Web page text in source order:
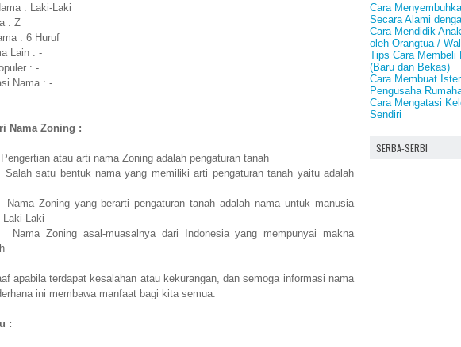
: Laki-Laki
: Z
: 6 Huruf
Lain : -
: -
Nama : -
Nama Zoning :
atau arti nama Zoning adalah pengaturan tanah
satu bentuk nama yang memiliki arti pengaturan tanah yaitu adalah
Zoning yang berarti pengaturan tanah adalah nama untuk manusia
Laki-Laki
Nama Zoning asal-muasalnya dari Indonesia yang mempunyai makna
apabila terdapat kesalahan atau kekurangan, dan semoga informasi nama
ini membawa manfaat bagi kita semua.
:
Cara
Secara Alami
Cara Mendidik
oleh Orangtua /
Tips Cara Membeli
(Baru dan Bekas)
Cara Membuat
Pengusaha
Cara Mengatasi
Sendiri
SERBA-SERBI